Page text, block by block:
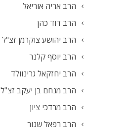
הרב אריה אוריאל
הרב דוד כהן
הרב יהושע צוקרמן זצ"ל
הרב יוסף קלנר
הרב יחזקאל גרינוולד
הרב מנחם בן יעקב זצ"ל
הרב מרדכי ציון
הרב רפאל שנור